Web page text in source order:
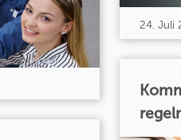
24. Juli